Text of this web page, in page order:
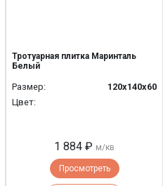
Тротуарная плитка Маринталь
Белый
Размер:
120х140х60
Цвет:
1 884 ₽ м/кв
Просмотреть